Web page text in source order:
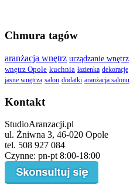
Chmura tagów
aranżacja wnętrz urządzanie wnętrz
wnętrz Opole kuchnia łazienka dekoracje
jasne wnętrza salon dodatki aranżacja salonu
Kontakt
StudioAranzacji.pl
ul. Żniwna 3, 46-020 Opole
tel. 508 927 084
Czynne: pn-pt 8:00-18:00